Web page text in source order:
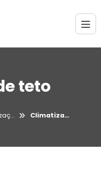
teto
Climatização Climatizador de teto